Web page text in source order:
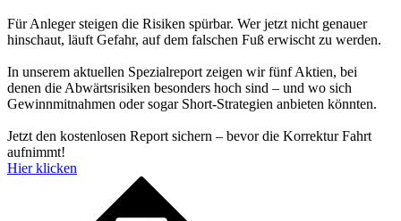
Für Anleger steigen die Risiken spürbar. Wer jetzt nicht genauer
hinschaut, läuft Gefahr, auf dem falschen Fuß erwischt zu werden.
In unserem aktuellen Spezialreport zeigen wir fünf Aktien, bei
denen die Abwärtsrisiken besonders hoch sind – und wo sich
Gewinnmitnahmen oder sogar Short-Strategien anbieten könnten.
Jetzt den kostenlosen Report sichern – bevor die Korrektur Fahrt
aufnimmt!
Hier klicken